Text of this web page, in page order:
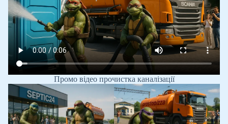
Промо відео прочистка каналізації